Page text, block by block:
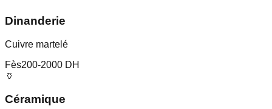
Dinanderie
Cuivre martelé
Fès200-2000 DH
🏺
Céramique